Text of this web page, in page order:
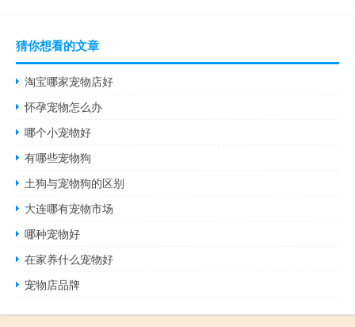
猜你想看的文章
淘宝哪家宠物店好
怀孕宠物怎么办
哪个小宠物好
有哪些宠物狗
土狗与宠物狗的区别
大连哪有宠物市场
哪种宠物好
在家养什么宠物好
宠物店品牌